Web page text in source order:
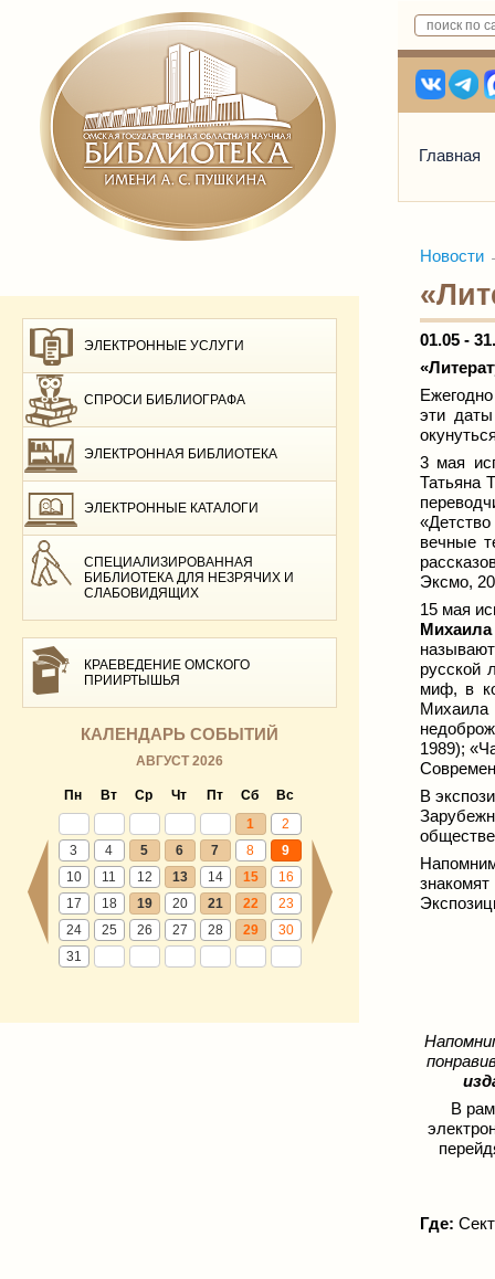
Главная
ЭЛЕКТРОННЫЕ УСЛУГИ
СПРОСИ БИБЛИОГРАФА
ЭЛЕКТРОННАЯ БИБЛИОТЕКА
ЭЛЕКТРОННЫЕ КАТАЛОГИ
СПЕЦИАЛИЗИРОВАННАЯ
БИБЛИОТЕКА ДЛЯ НЕЗРЯЧИХ И
СЛАБОВИДЯЩИХ
КРАЕВЕДЕНИЕ ОМСКОГО
ПРИИРТЫШЬЯ
КАЛЕНДАРЬ СОБЫТИЙ
АВГУСТ 2026
Пн Вт Ср Чт Пт Сб
Вс
1
2
3
4 5 6 7 8
9
10
11 12 13 14 15
16
17
18 19 20 21 22
23
24
25 26 27 28 29
30
31
Новости
01.05 -
эти
3 мая
Татьяна
вечные
Эксмо,
15 мая
Михаила
русской
миф, в
Михаила
1989);
В
В
Где: